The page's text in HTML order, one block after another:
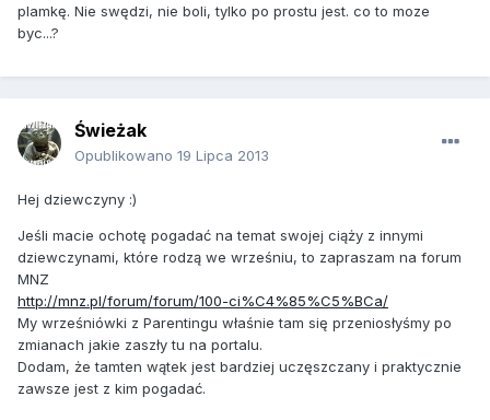
plamkę. Nie swędzi, nie boli, tylko po prostu jest. co to moze
byc...?
Świeżak
Opublikowano 19 Lipca 2013
Hej dziewczyny :)
Jeśli macie ochotę pogadać na temat swojej ciąży z innymi
dziewczynami, które rodzą we wrześniu, to zapraszam na forum
MNZ
http://mnz.pl/forum/forum/100-ci%C4%85%C5%BCa/
My wrześniówki z Parentingu właśnie tam się przeniosłyśmy po
zmianach jakie zaszły tu na portalu.
Dodam, że tamten wątek jest bardziej uczęszczany i praktycznie
zawsze jest z kim pogadać.